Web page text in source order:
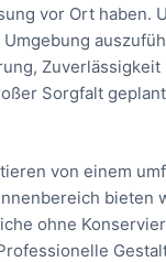
vor Ort
Sorgfalt
von einem
ohne